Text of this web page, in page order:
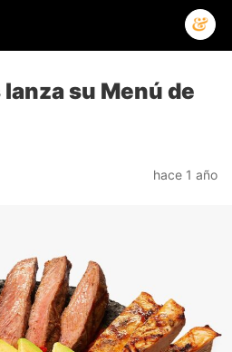
su Menú de
hace 1 año